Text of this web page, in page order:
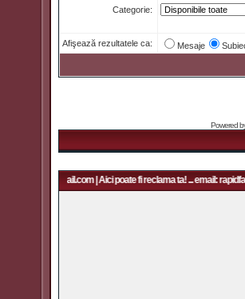
Categorie:
Afişează rezultatele ca:
Mesaje
Powered
| Aici poate fi reclama ta! ... email: